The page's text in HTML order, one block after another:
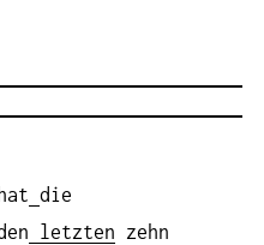
die
letzten zehn